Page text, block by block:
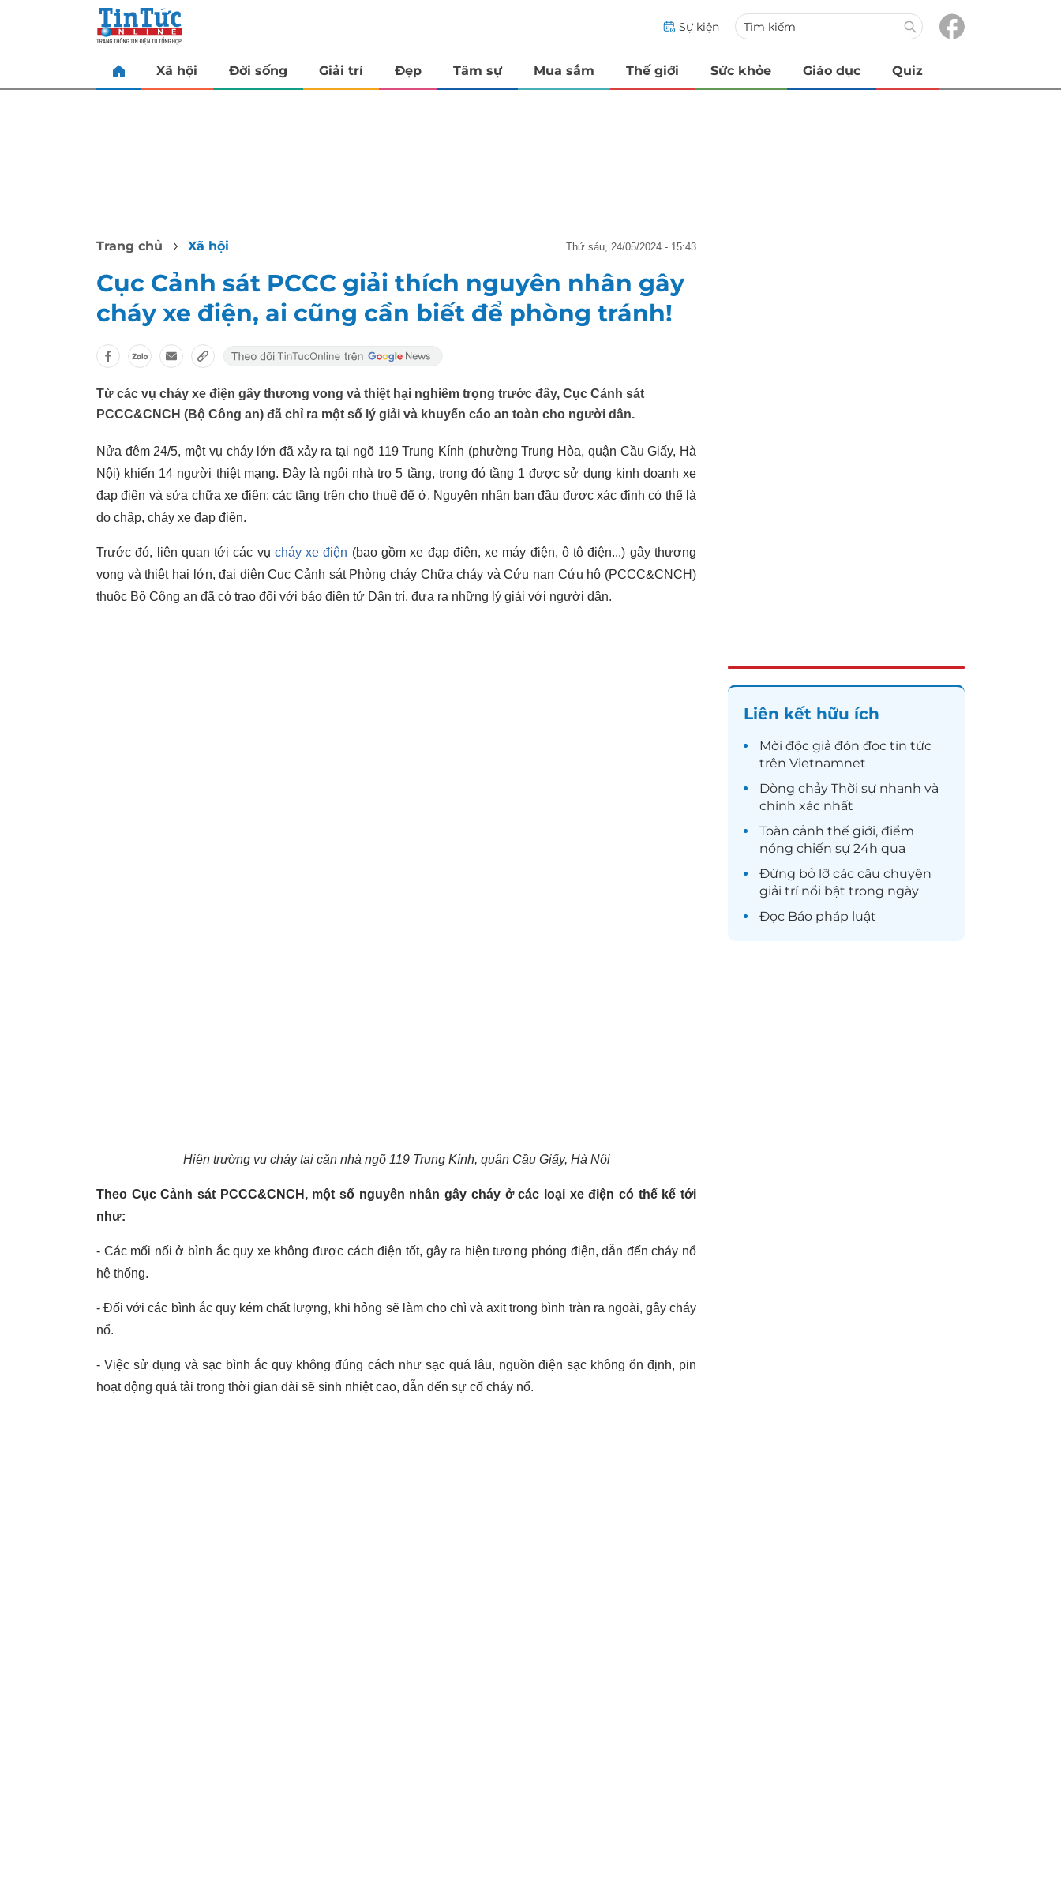
Sự kiện
Xã hội Đời sống Giải trí Đẹp Tâm sự Mua sắm Thế giới Sức khỏe Giáo dục Quiz
Trang chủ Xã hội thứ sáu, 24/05/2024 - 15:43
Cục Cảnh sát PCCC giải thích nguyên nhân gây
cháy xe điện, ai cũng cần biết để phòng tránh!
Từ các vụ cháy xe điện gây thương vong và thiệt hại nghiêm trọng trước đây, Cục Cảnh sát
PCCC&CNCH (Bộ Công an) đã chỉ ra một số lý giải và khuyến cáo an toàn cho người dân.
Nửa đêm 24/5, một vụ cháy lớn đã xảy ra tại ngõ 119 Trung Kính (phường Trung Hòa, quận Cầu Giấy, Hà
Nội) khiến 14 người thiệt mạng. Đây là ngôi nhà trọ 5 tầng, trong đó tầng 1 được sử dụng kinh doanh xe
đạp điện và sửa chữa xe điện; các tầng trên cho thuê để ở. Nguyên nhân ban đầu được xác định có thể là
do chập, cháy xe đạp điện.
Trước đó, liên quan tới các vụ cháy xe điện (bao gồm xe đạp điện, xe máy điện, ô tô điện...) gây thương
vong và thiệt hại lớn, đại diện Cục Cảnh sát Phòng cháy Chữa cháy và Cứu nạn Cứu hộ (PCCC&CNCH)
thuộc Bộ Công an đã có trao đổi với báo điện tử Dân trí, đưa ra những lý giải với người dân.
Hiện trường vụ cháy tại căn nhà ngõ 119 Trung Kính, quận Cầu Giấy, Hà Nội
Theo Cục Cảnh sát PCCC&CNCH, một số nguyên nhân gây cháy ở các loại xe điện có thể kể tới
như:
- Các mối nối ở bình ắc quy xe không được cách điện tốt, gây ra hiện tượng phóng điện, dẫn đến cháy nổ
hệ thống.
- Đối với các bình ắc quy kém chất lượng, khi hỏng sẽ làm cho chì và axit trong bình tràn ra ngoài, gây cháy
nổ.
- Việc sử dụng và sạc bình ắc quy không đúng cách như sạc quá lâu, nguồn điện sạc không ổn định, pin
hoạt động quá tải trong thời gian dài sẽ sinh nhiệt cao, dẫn đến sự cố cháy nổ.
Liên kết hữu ích
Mời độc giả đón đọc tin tức
trên Vietnamnet
Dòng chảy Thời sự nhanh và
chính xác nhất
Toàn cảnh thế giới, điểm
nóng chiến sự 24h qua
Đừng bỏ lỡ các câu chuyện
giải trínổi bật trong ngày
Đọc Báo pháp luật